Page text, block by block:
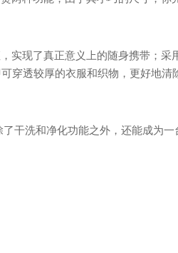
实现了真正意义上的随身携带；采
穿透较厚的衣服和织物，更好地清
干洗和净化功能之外，还能成为一